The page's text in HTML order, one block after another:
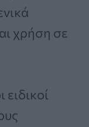
χρήση σε